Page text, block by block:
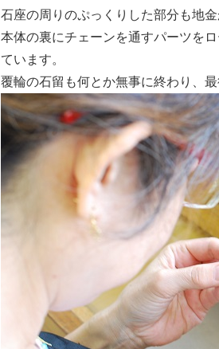
石座の周りのぷっくりした部分も地
本体の裏にチェーンを通すパーツを
ています。
覆輪の石留も何とか無事に終わり、